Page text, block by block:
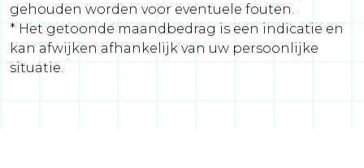
gehouden worden voor eventuele fouten.
* Het getoonde maandbedrag is een indicatie en
kan afwijken afhankelijk van uw persoonlijke
situatie.